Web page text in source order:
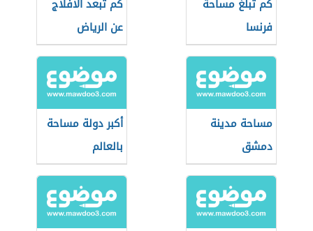
كم تبلغ مساحة
فرنسا
كم تبعد الافلاج
عن الرياض
مساحة مدينة
دمشق
أكبر دولة مساحة
بالعالم